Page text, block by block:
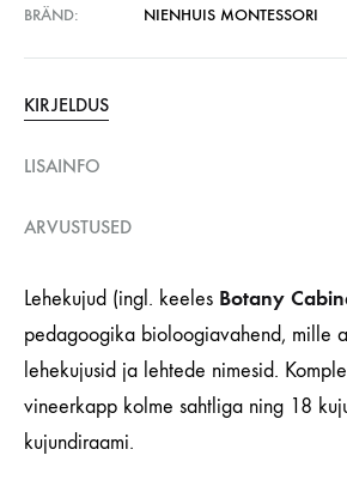
BRÄND:
NIENHUIS MONTESSORI
KIRJELDUS
LISAINFO
ARVUSTUSED
Lehekujud (ingl. keeles Botany
pedagoogika bioloogiavahend, mille
lehekujusid ja lehtede nimesid.
vineerkapp kolme sahtliga ning 18
kujundiraami.